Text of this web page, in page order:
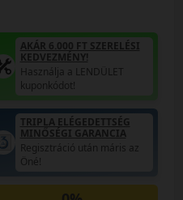
AKÁR 6.000 FT SZERELÉSI
KEDVEZMÉNY!
Használja a LENDÜLET
kuponkódot!
TRIPLA ELÉGEDETTSÉG
MINŐSÉGI GARANCIA
Regisztráció után máris az
Öné!